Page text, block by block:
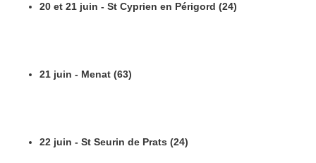
20 et 21 juin - St Cyprien en Périgord (24)
21 juin - Menat (63)
22 juin - St Seurin de Prats (24)